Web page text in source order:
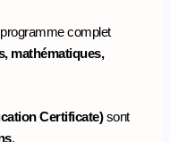
complet
mathématiques,
Certificate)sont
.